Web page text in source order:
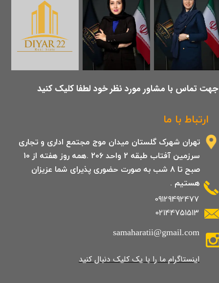
ارتباط با ما
09129492477
02144751513
تهران شهرک گلستان میدان موج مجتمع اداری و تجاری
سرزمین آفتاب طبقه 2 واحد 206 .همه روز هفته از 10
صبح تا 8 شب به صورت حضوری پذیرای شما عزیزان
هستیم .
samaharatii@gmail.com
​​​​​​​​​اینستاگرام ما را با یک کلیک دنبال کنید
​جهت تماس با مشاور مورد نظر خود لطفا کلیک کنید